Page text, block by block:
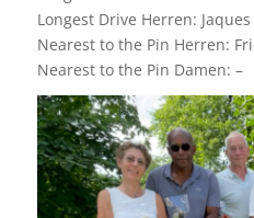
Longest Drive Herren:
Nearest to the Pin Herren:
Nearest to the Pin Damen: –